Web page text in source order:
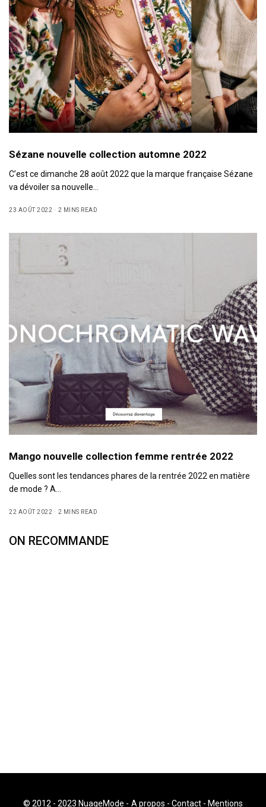
Sézane nouvelle collection automne 2022
C’est ce dimanche 28 août 2022 que la marque française Sézane
va dévoiler sa nouvelle…
23 AOÛT 2022 2 MINS READ
Mango nouvelle collection femme rentrée 2022
Quelles sont les tendances phares de la rentrée 2022 en matière
de mode ? A…
22 AOÛT 2022 2 MINS READ
ON RECOMMANDE
© 2012 - 2023 NuageMode - A propos - Contact- Mentions